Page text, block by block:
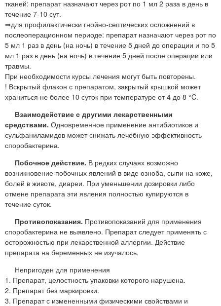
тканей: препарат назначают через рот по 1 мл 2 раза в день в
течение 7-10 сут.
⇒для профилактически гнойно-септических осложнений в
послеоперационном периоде: препарат назначают через рот по
5 мл 1 раз в день (на ночь) в течение 5 дней до операции и по 5
мл 1 раз в день (на ночь) в течение 5 дней после операции или
травмы.
При необходимости курсы лечения могут быть повторены.
! Вскрытый флакон с препаратом, закрытый крышкой может
храниться не более 10 суток при температуре от 4 до 8 °C.
Взаимодействие с другими лекарственными
средствами. Одновременное применение антибиотиков и
сульфаниламидов может снижать лечебную эффективность
споробактерина.
Побочное действие. В редких случаях возможно
возникновение побочных явлений в виде озноба, сыпи на коже,
болей в животе, диареи. При уменьшении дозировки либо
отмене препарата эти явления полностью купируются в
течение суток.
Противопоказания. Противопоказаний для применения
споробактерина не выявлено. Препарат следует применять с
осторожностью при лекарственной аллергии. Действие
препарата на беременных не изучалось.
Непригоден для применения
1. Препарат, целостность упаковки которого нарушена.
2. Препарат без маркировки.
3. Препарат с измененными физическими свойствами и